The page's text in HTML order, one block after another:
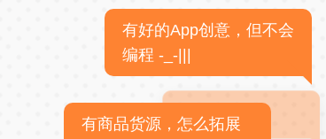
有好的App创意，但不会
编程 -_-|||
有商品货源，怎么拓展